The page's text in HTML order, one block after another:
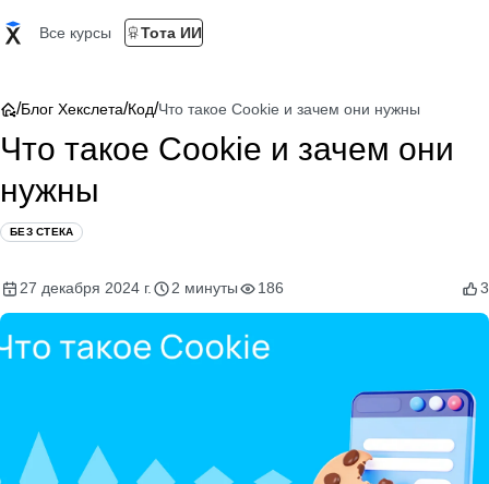
Все курсы Тота ИИ
/Блог Хекслета/Код/Что такое Cookie и зачем они нужны
Что такое Cookie и зачем они
нужны
БЕЗ СТЕКА
27 декабря 2024 г. 2 минуты 186 3